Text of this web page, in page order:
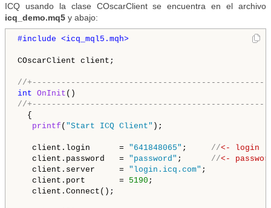
ICQ usando la clase COscarClient se encuentra en el archivo
icq_demo.mq5 y abajo:
#include <icq_mql5.mqh>
COscarClient client;
//
int OnInit
//
{
printf ( "Start ICQ Client" );
client.login      = "641848065" ; //<- login
client.password   = "password" ; //<-
client.server     = "login.icq.com" ;
client.port       = 5190 ;
client.Connect();